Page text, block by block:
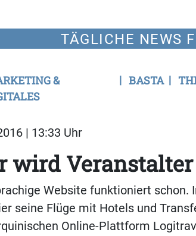
TÄGLICHE NEWS
&
BASTA
| 13:33 Uhr
wird Veranstalter
Website funktioniert schon.
seine Flüge mit Hotels und
Online-Plattform